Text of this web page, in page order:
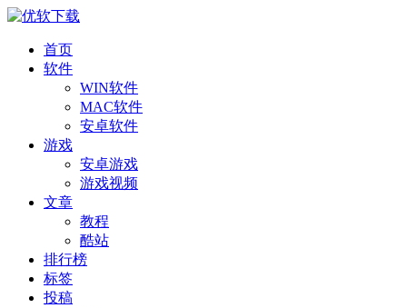
首页
软件
WIN软件
MAC软件
安卓软件
游戏
安卓游戏
游戏视频
文章
教程
酷站
排行榜
标签
投稿